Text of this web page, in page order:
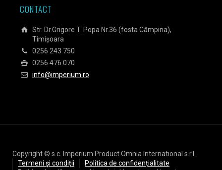
CONTACT
Str. Dr.Grigore T. Popa Nr.36 (fosta Câmpina),
Timișoara
0256 243 750
0256 476 070
info@imperium.ro
Copyright © s.c. Imperium Product Omnia International s.r.l.
Termeni și condiții
Politica de confidențialitate